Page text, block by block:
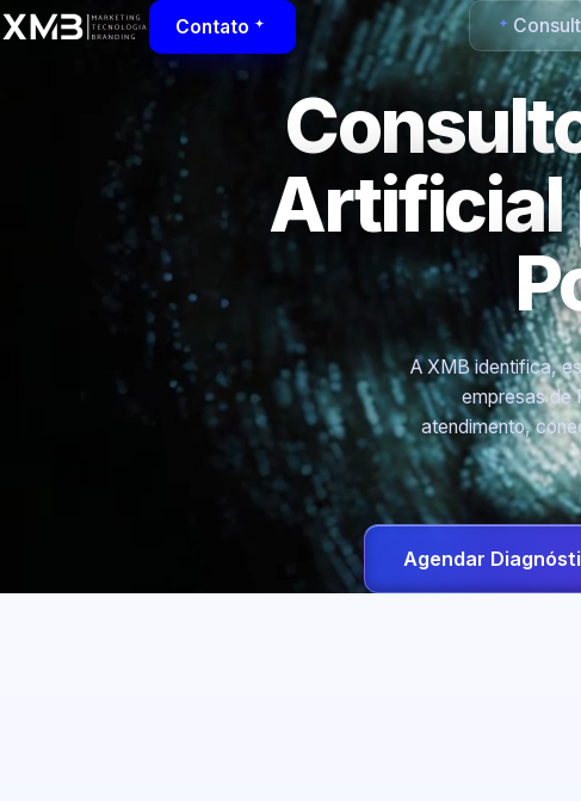
Contato
Artificial
A XMB identifica,
empresas de
atendimento,
Agendar